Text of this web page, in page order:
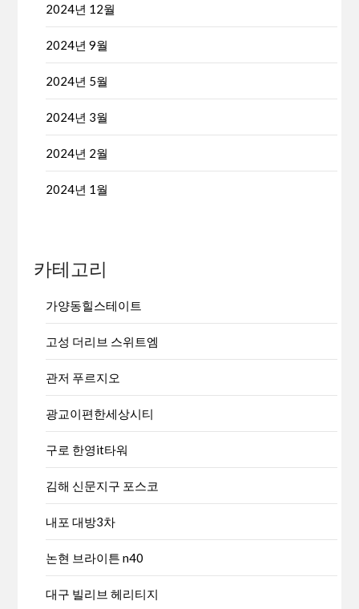
2024년 12월
2024년 9월
2024년 5월
2024년 3월
2024년 2월
2024년 1월
카테고리
가양동힐스테이트
고성 더리브 스위트엠
관저 푸르지오
광교이편한세상시티
구로 한영it타워
김해 신문지구 포스코
내포 대방3차
논현 브라이튼 n40
대구 빌리브 헤리티지